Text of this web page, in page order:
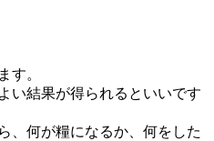
す。
い結果が得られるといいです
、何が糧になるか、何をした